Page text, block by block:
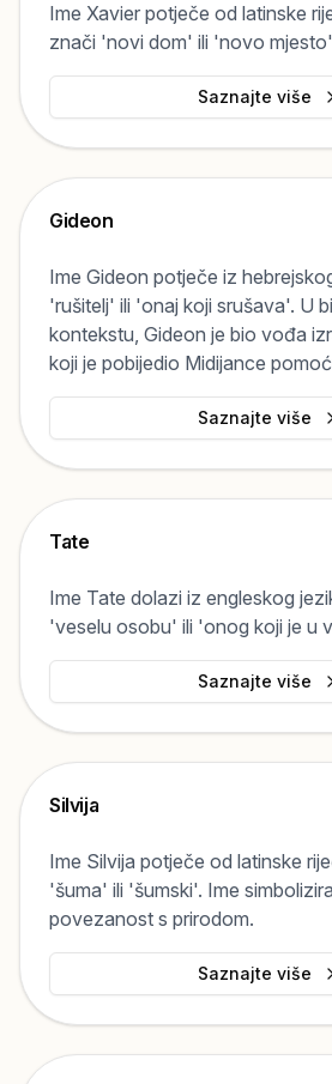
Ime Xavier potječe od latinske
znači 'novi dom' ili 'novo
Saznajte više
Gideon
Ime Gideon potječe iz
'rušitelj' ili 'onaj koji srušava'. U
kontekstu, Gideon je bio vođa
koji je pobijedio Midijance
Saznajte više
Tate
Ime Tate dolazi iz engleskog
'veselu osobu' ili 'onog koji je u
Saznajte više
Silvija
Ime Silvija potječe od latinske
'šuma' ili 'šumski'. Ime
povezanost s prirodom.
Saznajte više